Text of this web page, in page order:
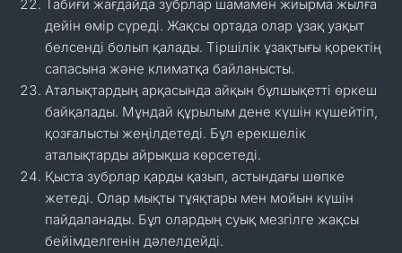
Табиғи жағдайда зубрлар шамамен жиырма жылға
дейін өмір сүреді. Жақсы ортада олар ұзақ уақыт
белсенді болып қалады. Тіршілік ұзақтығы қоректің
сапасына және климатқа байланысты.
Аталықтардың арқасында айқын бұлшықетті өркеш
байқалады. Мұндай құрылым дене күшін күшейтіп,
қозғалысты жеңілдетеді. Бұл ерекшелік
аталықтарды айрықша көрсетеді.
Қыста зубрлар қарды қазып, астындағы шөпке
жетеді. Олар мықты тұяқтары мен мойын күшін
пайдаланады. Бұл олардың суық мезгілге жақсы
бейімделгенін дәлелдейді.